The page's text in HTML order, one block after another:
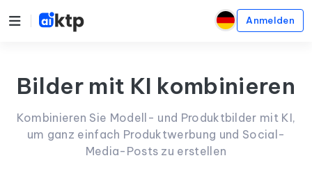
Anmelden
Bilder mit KI kombinieren
Kombinieren Sie Modell- und Produktbilder mit KI,
um ganz einfach Produktwerbung und Social-
Media-Posts zu erstellen